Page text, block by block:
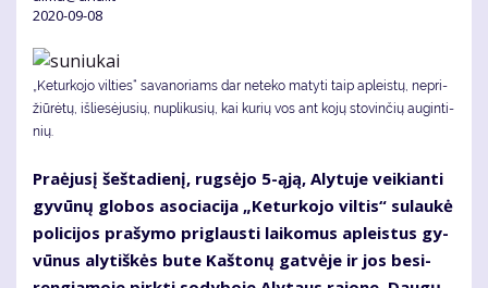
2020-09-08
„Ke­tur­ko­jo vil­ties“ sa­va­no­riams dar ne­te­ko ma­ty­ti taip ap­leis­tų, ne­pri­
žiū­rė­tų, iš­lie­sė­ju­sių, nu­pli­ku­sių, kai ku­rių vos ant ko­jų sto­vin­čių au­gin­ti­
nių.
Pra­ėju­sį šeš­ta­die­nį, rug­sė­jo 5-ąją, Aly­tu­je vei­kian­ti
gy­vū­nų glo­bos aso­cia­ci­ja „Ke­tur­ko­jo vil­tis“ su­lau­kė
po­li­ci­jos pra­šy­mo pri­glaus­ti lai­ko­mus ap­leis­tus gy­
vū­nus aly­tiš­kės bu­te Kaš­to­nų gat­vė­je ir jos be­si­